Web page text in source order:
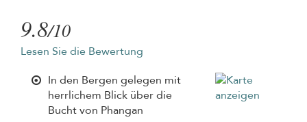
9.8/10
Lesen Sie die Bewertung
In den Bergen gelegen mit
herrlichem Blick über die
Bucht von Phangan